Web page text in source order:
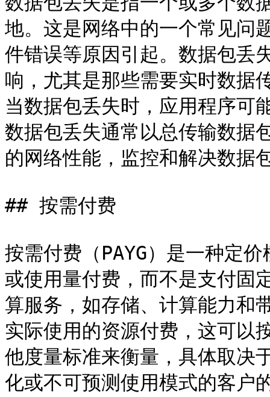
地。这是网络中的一个常见问
件错误等原因引起。数据包丢
响，尤其是那些需要实时数据
当数据包丢失时，应用程序可
数据包丢失通常以总传输数据
的网络性能，监控和解决数据
## 按需付费
按需付费（PAYG）是一种定
或使用量付费，而不是支付固
算服务，如存储、计算能力和
实际使用的资源付费，这可以
他度量标准来衡量，具体取决
化或不可预测使用模式的客户